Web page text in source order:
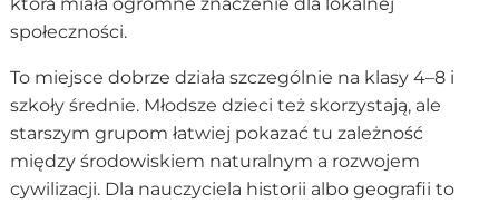
społeczności.
To miejsce dobrze działa szczególnie na klasy 4–8 i
szkoły średnie. Młodsze dzieci też skorzystają, ale
starszym grupom łatwiej pokazać tu zależność
między środowiskiem naturalnym a rozwojem
cywilizacji. Dla nauczyciela historii albo geografii to